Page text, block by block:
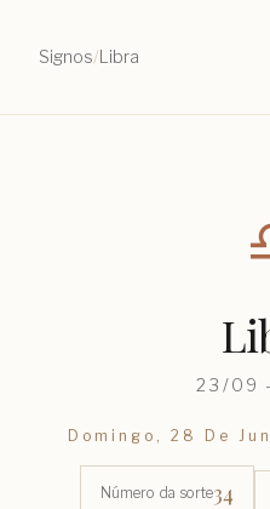
Signos/Libra
23/09
Domingo, 28 De
Número da sorte34